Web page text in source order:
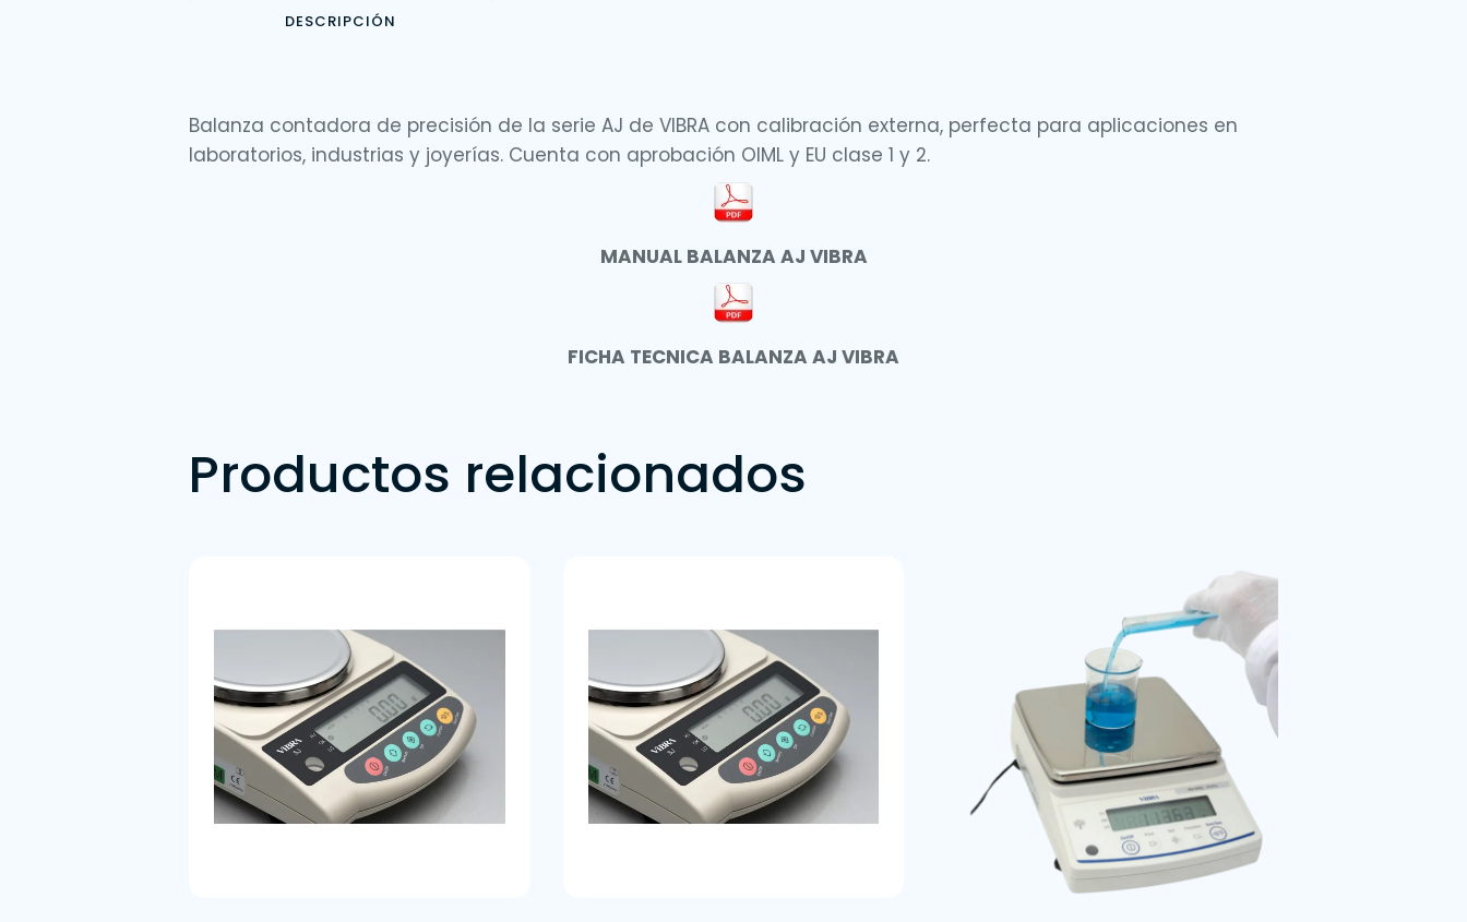
DESCRIPCIÓN
Balanza contadora de precisión de la serie AJ de VIBRA con calibración externa, perfecta para aplicaciones en
laboratorios, industrias y joyerías. Cuenta con aprobación OIML y EU clase 1 y 2.
MANUAL BALANZA AJ VIBRA
FICHA TECNICA BALANZA AJ VIBRA
Productos relacionados